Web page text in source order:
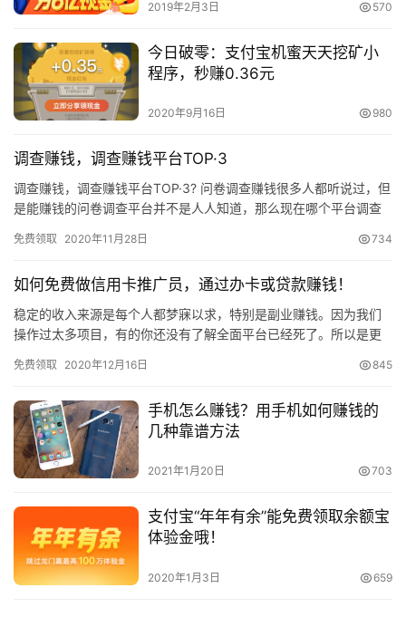
2019年2月3日 570
今日破零：支付宝机蜜天天挖矿小
程序，秒赚0.36元
2020年9月16日 980
调查赚钱，调查赚钱平台TOP·3
调查赚钱，调查赚钱平台TOP·3? 问卷调查赚钱很多人都听说过，但
是能赚钱的问卷调查平台并不是人人知道，那么现在哪个平台调查
免费领取 2020年11月28日 734
如何免费做信用卡推广员，通过办卡或贷款赚钱！
稳定的收入来源是每个人都梦寐以求，特别是副业赚钱。因为我们
操作过太多项目，有的你还没有了解全面平台已经死了。所以是更
个可以…
免费领取 2020年12月16日 845
手机怎么赚钱？用手机如何赚钱的
几种靠谱方法
2021年1月20日 703
支付宝“年年有余”能免费领取余额宝
体验金哦！
2020年1月3日 659